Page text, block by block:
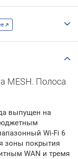
MESH. Полоса
выпущен на
Wi-Fi 6
зоны покрытия
WAN и тремя